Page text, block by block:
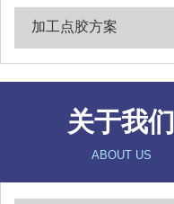
加工点胶方案
关于我们
ABOUT US